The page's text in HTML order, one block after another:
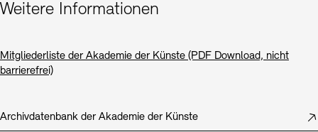
Weitere Informationen
Mitgliederliste der Akademie der Künste (PDF Download, nicht
barrierefrei)
Archivdatenbank der Akademie der Künste